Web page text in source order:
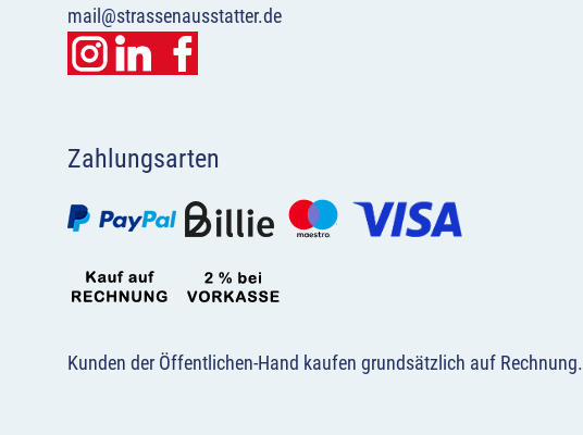
mail@strassenausstatter.de
Zahlungsarten
Kunden der Öffentlichen-Hand kaufen grundsätzlich auf Rechnung.